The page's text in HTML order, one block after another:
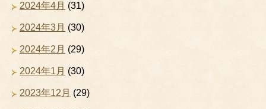
2024年4月 (31)
2024年3月 (30)
2024年2月 (29)
2024年1月 (30)
2023年12月 (29)